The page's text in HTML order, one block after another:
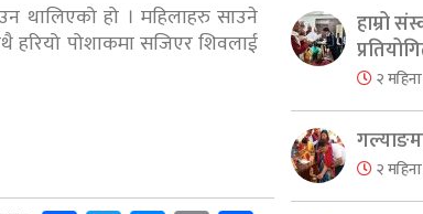
थालिएको हो । महिलाहरु साउने
हरियो पोशाकमा सजिएर शिवलाई
हाम्रो
२
२